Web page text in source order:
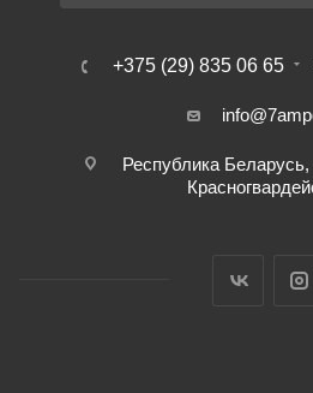
+375 (29) 835 06 65
Республика Беларусь,